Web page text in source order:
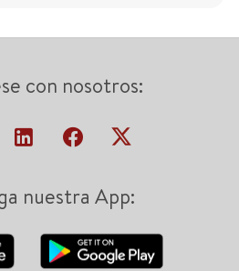
con nosotros:
nuestra App: